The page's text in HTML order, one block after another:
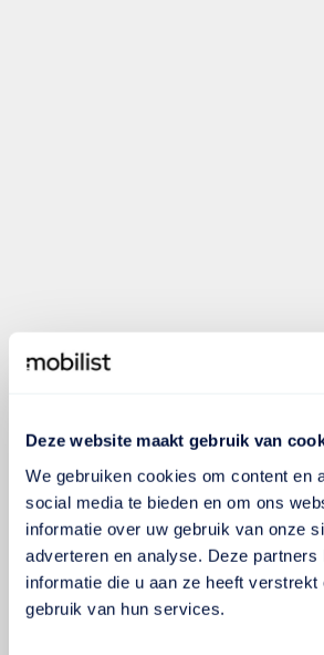
Deze website maakt gebruik van
We gebruiken cookies om content en
social media te bieden en om ons
informatie over uw gebruik van onze
adverteren en analyse. Deze
informatie die u aan ze heeft
gebruik van hun services.